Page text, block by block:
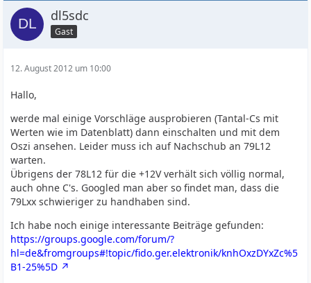
dl5sdc
Gast
12. August 2012 um 10:00
Hallo,
werde mal einige Vorschläge ausprobieren (Tantal-Cs mit
Werten wie im Datenblatt) dann einschalten und mit dem
Oszi ansehen. Leider muss ich auf Nachschub an 79L12
warten.
Übrigens der 78L12 für die +12V verhält sich völlig normal,
auch ohne C's. Googled man aber so findet man, dass die
79Lxx schwieriger zu handhaben sind.
Ich habe noch einige interessante Beiträge gefunden:
https://groups.google.com/forum/?
hl=de&fromgroups#!topic/fido.ger.elektronik/knhOxzDYxZc%5
B1-25%5D